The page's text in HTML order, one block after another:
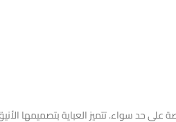
على حد سواء. تتميز العباية